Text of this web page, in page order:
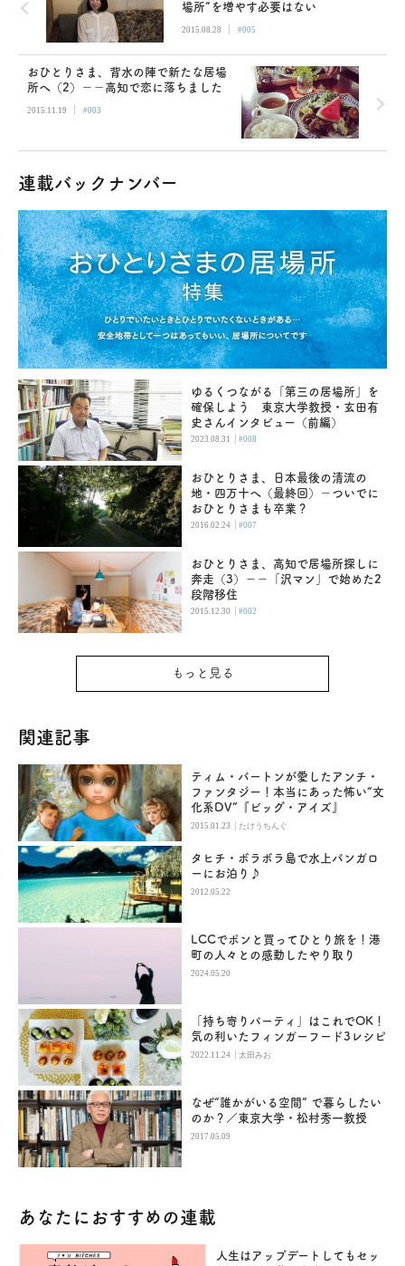
場所”を増やす必要はない
2015.08.28 | #005
おひとりさま、背水の陣で新たな居場
所へ（2）−−高知で恋に落ちました
2015.11.19 | #003
連載バックナンバー
ゆるくつながる「第三の居場所」を
確保しよう 東京大学教授・玄田有
史さんインタビュー（前編）
2023.08.31 |#008
おひとりさま、日本最後の清流の
地・四万十へ（最終回）－ついでに
おひとりさまも卒業？
2016.02.24 |#007
おひとりさま、高知で居場所探しに
奔走（3）−−「沢マン」で始めた2
段階移住
2015.12.30 |#002
もっと見る
関連記事
ティム・バートンが愛したアンチ・
ファンタジー！本当にあった怖い“文
化系DV”『ビッグ・アイズ』
2015.01.23 | たけうちんぐ
タヒチ・ボラボラ島で水上バンガロ
ーにお泊り♪
2012.05.22
LCCでポンと買ってひとり旅を！港
町の人々との感動したやり取り
2024.05.20
「持ち寄りパーティ」はこれでOK！
気の利いたフィンガーフード3レシピ
2022.11.24 |太田みお
なぜ“誰かがいる空間” で暮らしたい
のか？／東京大学・松村秀一教授
2017.05.09
あなたにおすすめの連載
人生はアップデートしてもセッ